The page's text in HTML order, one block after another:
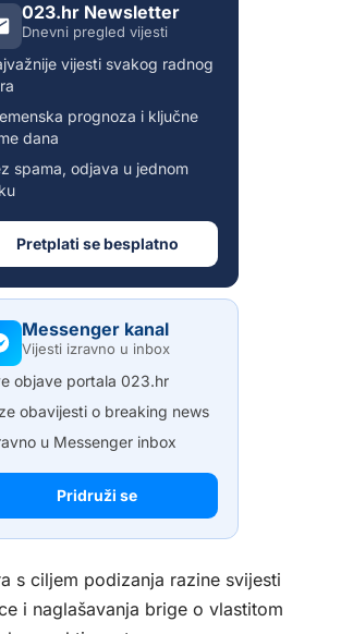
023.hr Newsletter
Dnevni pregled vijesti
vijesti svakog radnog
prognoza i ključne
dana
spama, odjava u jednom
Pretplati se besplatno
Messenger kanal
Vijesti izravno u inbox
objave portala 023.hr
obavijesti o breaking news
u Messenger inbox
Pridruži se
s ciljem podizanja razine svijesti
i naglašavanja brige o vlastitom